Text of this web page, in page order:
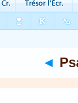
◄